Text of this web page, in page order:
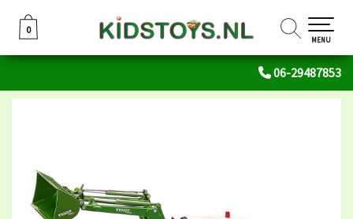
06-29487853
0
0
MENU